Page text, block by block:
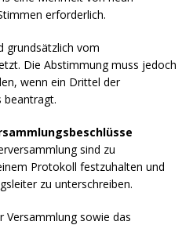
erforderlich.
grundsätzlich vom
Die Abstimmung muss jedoch
wenn ein Drittel der
beantragt.
sind zu
Protokoll festzuhalten und
zu unterschreiben.
Versammlung sowie das